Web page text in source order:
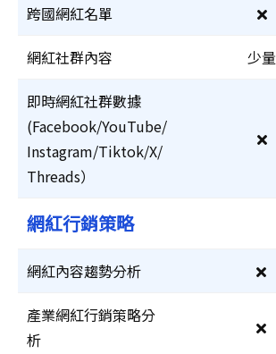
跨國網紅名單
網紅社群內容 少量
即時網紅社群數據
(Facebook/YouTube/
Instagram/Tiktok/X/
Threads）
網紅行銷策略
網紅內容趨勢分析
產業網紅行銷策略分
析